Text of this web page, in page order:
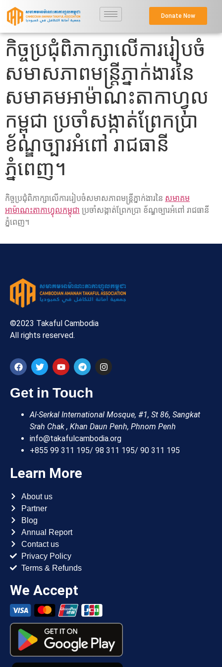
Donate Now
កិច្ចប្រជុំពិភាក្សាលើការរៀបចំ
សមាសភាពមន្រ្តីភ្នាក់ងារនៃ
សមាគមអាម៉ាណះតាកាហ្វុល
កម្ពុជា ប្រចាំសង្កាត់ព្រែកប្រា
ខ័ណ្ឌច្បារអំពៅ រាជធានី
ភ្នំពេញ។
កិច្ចប្រជុំពិភាក្សាលើការរៀបចំសមាសភាពមន្រ្តីភ្នាក់ងារនៃ សមាគម
អាម៉ាណះតាកាហ្វុលកម្ពុជា ប្រចាំសង្កាត់ព្រែកប្រា ខ័ណ្ឌច្បារអំពៅ រាជធានី
ភ្នំពេញ។
©2023 Takaful Cambodia
All rights reserved.
Get in Touch
Al-Serkal International Mosque, #1, St 86, Sangkat
Srah Chak , Khan Daun Penh, Phnom Penh
info@takafulcambodia.org
+855 99 311 195/ 98 311 195/ 90 311 195
Learn More
About us
Partner
Blog
Annual Report
Contact us
Privacy Policy
Terms & Refunds
We Accept